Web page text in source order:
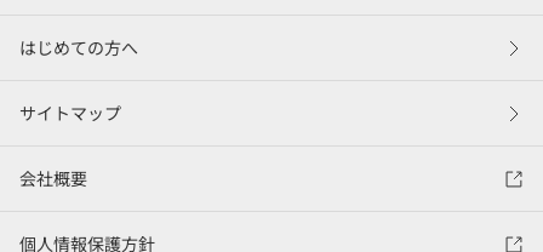
はじめての方へ
サイトマップ
会社概要
個人情報保護方針